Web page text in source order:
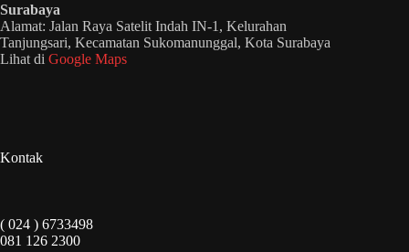
Surabaya
Alamat: Jalan Raya Satelit Indah IN-1, Kelurahan
Tanjungsari, Kecamatan Sukomanunggal, Kota Surabaya
Lihat di Google Maps
Kontak
( 024 ) 6733498
081 126 2300